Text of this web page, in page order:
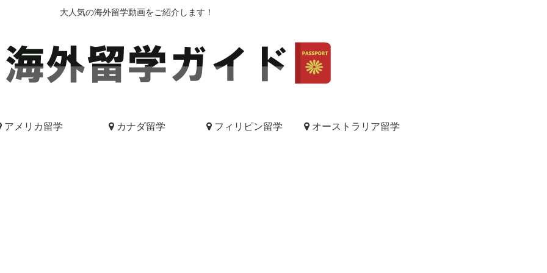
大人気の海外留学動画をご紹介します！
アメリカ留学 カナダ留学 フィリピン留学 オーストラリア留学